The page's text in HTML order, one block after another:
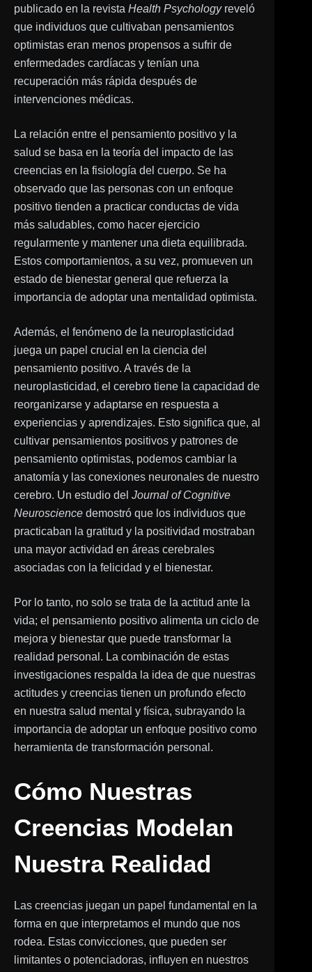
publicado en la revista Health Psychologyreveló
que individuos que cultivaban pensamientos
optimistas eran menos propensos a sufrir de
enfermedades cardíacas y tenían una
recuperación más rápida después de
intervenciones médicas.
La relación entre el pensamiento positivo y la
salud se basa en la teoría del impacto de las
creencias en la fisiología del cuerpo. Se ha
observado que las personas con un enfoque
positivo tienden a practicar conductas de vida
más saludables, como hacer ejercicio
regularmente y mantener una dieta equilibrada.
Estos comportamientos, a su vez, promueven un
estado de bienestar general que refuerza la
importancia de adoptar una mentalidad optimista.
Además, el fenómeno de la neuroplasticidad
juega un papel crucial en la ciencia del
pensamiento positivo. A través de la
neuroplasticidad, el cerebro tiene la capacidad de
reorganizarse y adaptarse en respuesta a
experiencias y aprendizajes. Esto significa que, al
cultivar pensamientos positivos y patrones de
pensamiento optimistas, podemos cambiar la
anatomía y las conexiones neuronales de nuestro
cerebro. Un estudio del Journal of Cognitive
Neuroscience demostró que los individuos que
practicaban la gratitud y la positividad mostraban
una mayor actividad en áreas cerebrales
asociadas con la felicidad y el bienestar.
Por lo tanto, no solo se trata de la actitud ante la
vida; el pensamiento positivo alimenta un ciclo de
mejora y bienestar que puede transformar la
realidad personal. La combinación de estas
investigaciones respalda la idea de que nuestras
actitudes y creencias tienen un profundo efecto
en nuestra salud mental y física, subrayando la
importancia de adoptar un enfoque positivo como
herramienta de transformación personal.
Cómo Nuestras
Creencias Modelan
Nuestra Realidad
Las creencias juegan un papel fundamental en la
forma en que interpretamos el mundo que nos
rodea. Estas convicciones, que pueden ser
limitantes o potenciadoras, influyen en nuestros